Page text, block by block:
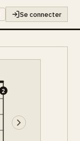
Se connecter
2